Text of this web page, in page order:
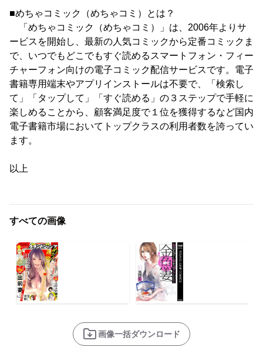
■めちゃコミック（めちゃコミ）とは？
「めちゃコミック（めちゃコミ）」は、2006年よりサ
ービスを開始し、最新の人気コミックから定番コミックま
で、いつでもどこでもすぐ読めるスマートフォン・フィー
チャーフォン向けの電子コミック配信サービスです。電子
書籍専用端末やアプリインストールは不要で、「検索し
て」「タップして」「すぐ読める」の３ステップで手軽に
楽しめることから、顧客満足度で１位を獲得するなど国内
電子書籍市場においてトップクラスの利用者数を誇ってい
ます。
以上
すべての画像
画像一括ダウンロード